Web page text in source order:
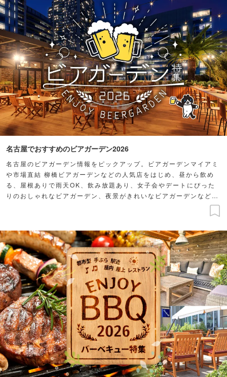
名古屋でおすすめのビアガーデン2026
名古屋のビアガーデン情報をピックアップ。ビアガーデンマイアミ
や市場直結 柳橋ビアガーデンなどの人気店をはじめ、昼から飲め
る、屋根ありで雨天OK、飲み放題あり、女子会やデートにぴった
りのおしゃれなビアガーデン、夜景がきれいなビアガーデンなどを